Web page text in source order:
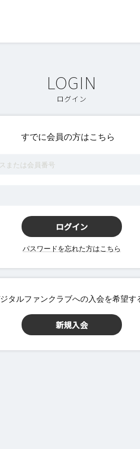
ログイン
すでに会員の方はこちら
パスワードを忘れた方はこちら